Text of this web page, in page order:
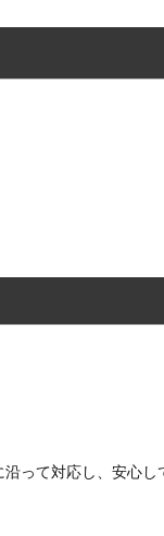
って対応し、安心